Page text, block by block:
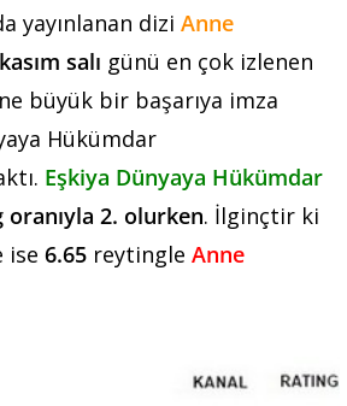
yayınlanan dizi Anne
salı günü en çok izlenen
büyük bir başarıya imza
Hükümdar
Eşkiya Dünyaya Hükümdar
oranıyla 2. olurken. İlginçtir ki
ise 6.65 reytingle Anne